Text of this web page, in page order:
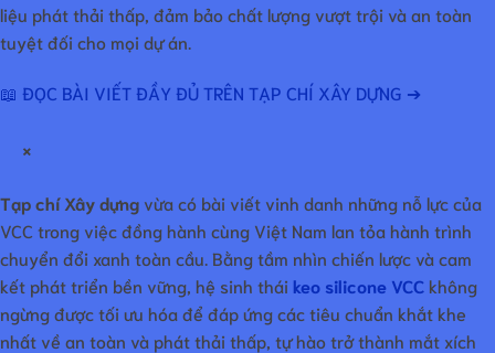
liệu phát thải thấp, đảm bảo chất lượng vượt trội và an toàn
tuyệt đối cho mọi dự án.
📖 ĐỌC BÀI VIẾT ĐẦY ĐỦ TRÊN TẠP CHÍ XÂY DỰNG ➔
×
Tạp chí Xây dựngvừa có bài viết vinh danh những nỗ lực của
VCC trong việc đồng hành cùng Việt Nam lan tỏa hành trình
chuyển đổi xanh toàn cầu. Bằng tầm nhìn chiến lược và cam
kết phát triển bền vững, hệ sinh thái keo silicone VCC không
ngừng được tối ưu hóa để đáp ứng các tiêu chuẩn khắt khe
nhất về an toàn và phát thải thấp, tự hào trở thành mắt xích